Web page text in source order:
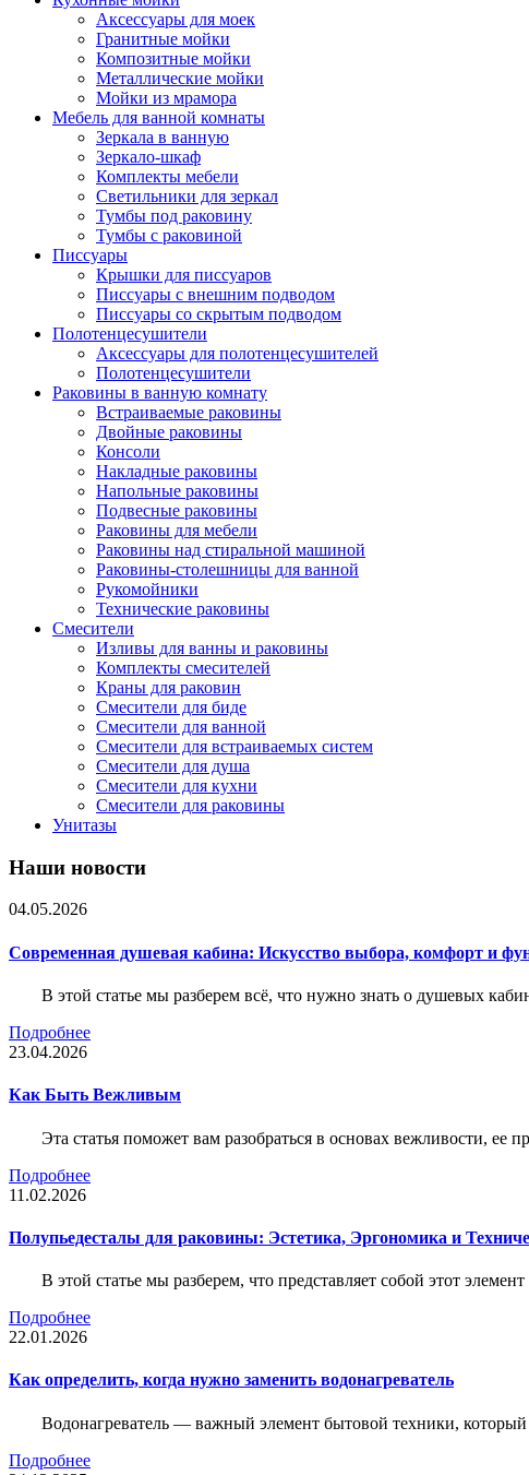
Аксессуары для моек
Гранитные мойки
Композитные мойки
Металлические мойки
Мойки из мрамора
Мебель для ванной комнаты
Зеркала в ванную
Зеркало-шкаф
Комплекты мебели
Светильники для зеркал
Тумбы под раковину
Тумбы с раковиной
Писсуары
Крышки для писсуаров
Писсуары с внешним подводом
Писсуары со скрытым подводом
Полотенцесушители
Аксессуары для полотенцесушителей
Полотенцесушители
Раковины в ванную комнату
Встраиваемые раковины
Двойные раковины
Консоли
Накладные раковины
Напольные раковины
Подвесные раковины
Раковины для мебели
Раковины над стиральной машиной
Раковины-столешницы для ванной
Рукомойники
Технические раковины
Смесители
Изливы для ванны и раковины
Комплекты смесителей
Краны для раковин
Смесители для биде
Смесители для ванной
Смесители для встраиваемых систем
Смесители для душа
Смесители для кухни
Смесители для раковины
Унитазы
Наши новости
04.05.2026
Современная душевая кабина: Искусство выбора, комфорт и
В этой статье мы разберем всё, что нужно знать о душевых
Подробнее
23.04.2026
Как Быть Вежливым
Эта статья поможет вам разобраться в основах вежливости,
Подробнее
11.02.2026
Полупьедесталы для раковины: Эстетика, Эргономика и
В этой статье мы разберем, что представляет собой этот
Подробнее
22.01.2026
Как определить, когда нужно заменить водонагреватель
Водонагреватель — важный элемент бытовой техники,
Подробнее